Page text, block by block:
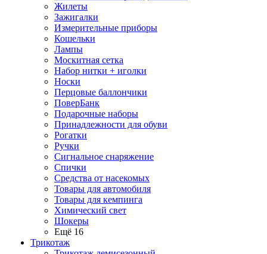
Жилеты
Зажигалки
Измерительные приборы
Кошельки
Лампы
Москитная сетка
Набор нитки + иголки
Носки
Перцовые баллончики
ПоверБанк
Подарочные наборы
Принадлежности для обуви
Рогатки
Ручки
Сигнальное снаряжение
Спички
Средства от насекомых
Товары для автомобиля
Товары для кемпинга
Химический свет
Шокеры
Ещё 16
Трикотаж